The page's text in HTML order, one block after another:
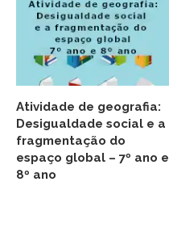
Atividade de geografia:
Desigualdade social e a
fragmentação do
espaço global – 7º ano e
8º ano